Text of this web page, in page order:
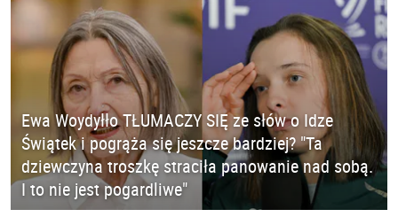
Ewa Woydyłło TŁUMACZY SIĘ ze słów o Idze
Świątek i pogrąża się jeszcze bardziej? "Ta
dziewczyna troszkę straciła panowanie nad sobą.
I to nie jest pogardliwe"